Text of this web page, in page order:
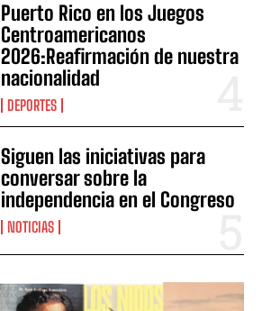
Puerto Rico en los Juegos
Centroamericanos
2026:Reafirmación de nuestra
nacionalidad
DEPORTES
Siguen las iniciativas para
conversar sobre la
independencia en el Congreso
NOTICIAS